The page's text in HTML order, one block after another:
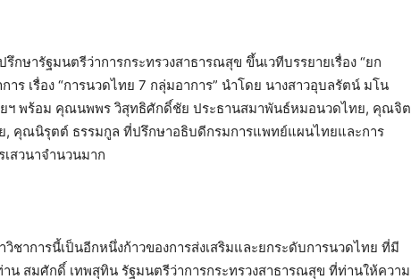
ษารัฐมนตรีว่าการกระทรวงสาธารณสุข ขึ้นเวทีบรรยายเรื่อง “ยก
าร เรื่อง “การนวดไทย 7 กลุ่มอาการ” นำโดย นางสาวอุบลรัตน์ มโน
ฯ พร้อม คุณนพพร วิสุทธิศักดิ์ชัย ประธานสมาพันธ์หมอนวดไทย, คุณจิต
ณนิรุตต์ ธรรมกูล ที่ปรึกษาอธิบดีกรมการแพทย์แผนไทยและการ
สวนาจำนวนมาก
ชาการนี้เป็นอีกหนึ่งก้าวของการส่งเสริมและยกระดับการนวดไทย ที่มี
น สมศักดิ์ เทพสุทิน รัฐมนตรีว่าการกระทรวงสาธารณสุข ที่ท่านให้ความ